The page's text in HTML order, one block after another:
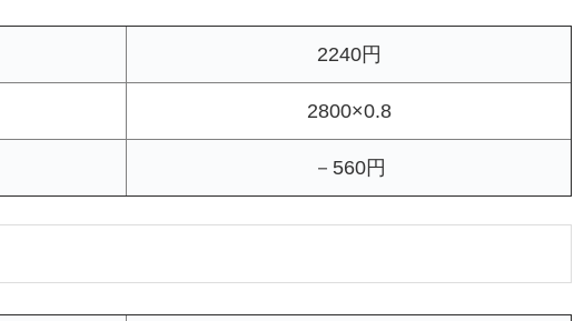
2240円
2800×0.8
－560円